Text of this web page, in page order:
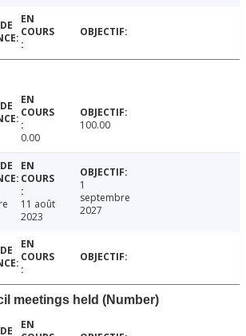
0.00
100.00
11 août
2023
1
septembre
2027
meetings held (Number)